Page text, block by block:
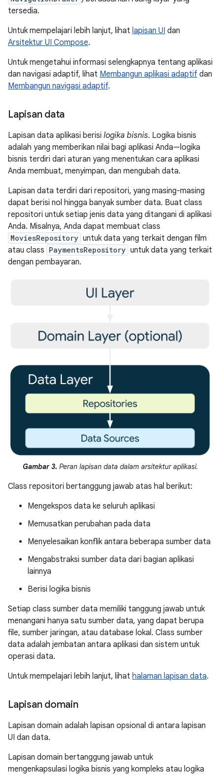
tersedia.
Untuk mempelajari lebih lanjut, lihat lapisan UI dan
Arsitektur UI Compose.
Untuk mengetahui informasi selengkapnya tentang aplikasi
dan navigasi adaptif, lihat Membangun aplikasi adaptif dan
Membangun navigasi adaptif.
Lapisan data
Lapisan data aplikasi berisi logika bisnis. Logika bisnis
adalah yang memberikan nilai bagi aplikasi Anda—logika
bisnis terdiri dari aturan yang menentukan cara aplikasi
Anda membuat, menyimpan, dan mengubah data.
Lapisan data terdiri dari repositori, yang masing-masing
dapat berisi nol hingga banyak sumber data. Buat class
repositori untuk setiap jenis data yang ditangani di aplikasi
Anda. Misalnya, Anda dapat membuat class
MoviesRepository untuk data yang terkait dengan film
atau class PaymentsRepository untuk data yang terkait
dengan pembayaran.
Gambar 3. Peran lapisan data dalam arsitektur aplikasi.
Class repositori bertanggung jawab atas hal berikut:
Mengekspos data ke seluruh aplikasi
Memusatkan perubahan pada data
Menyelesaikan konflik antara beberapa sumber data
Mengabstraksi sumber data dari bagian aplikasi
lainnya
Berisi logika bisnis
Setiap class sumber data memiliki tanggung jawab untuk
menangani hanya satu sumber data, yang dapat berupa
file, sumber jaringan, atau database lokal. Class sumber
data adalah jembatan antara aplikasi dan sistem untuk
operasi data.
Untuk mempelajari lebih lanjut, lihat halaman lapisan data.
Lapisan domain
Lapisan domain adalah lapisan opsional di antara lapisan
UI dan data.
Lapisan domain bertanggung jawab untuk
mengenkapsulasi logika bisnis yang kompleks atau logika